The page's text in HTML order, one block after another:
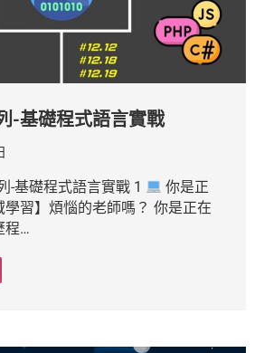
-基礎程式語言實戰
-基礎程式語言實戰 1
你是正
習】煩惱的老師嗎？ 你是正在
程…